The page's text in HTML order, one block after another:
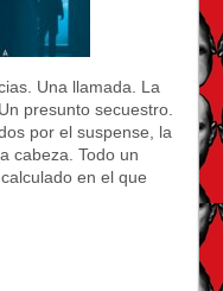
Una llamada. La
presunto secuestro.
por el suspense, la
cabeza. Todo un
en el que